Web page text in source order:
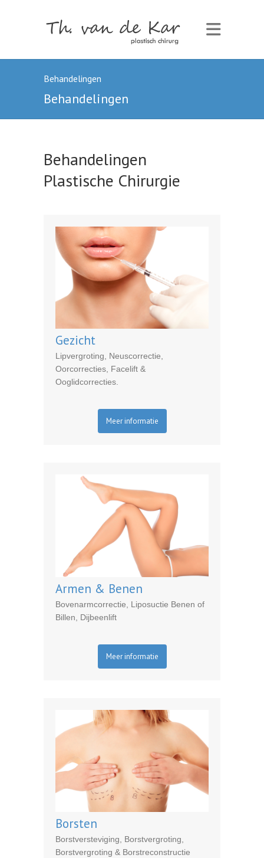
Behandelingen
Behandelingen
Behandelingen
Plastische Chirurgie
Gezicht
Lipvergroting, Neuscorrectie,
Oorcorrecties, Facelift &
Ooglidcorrecties.
Meer informatie
Armen & Benen
Bovenarmcorrectie, Liposuctie Benen of
Billen, Dijbeenlift
Meer informatie
Borsten
Borstversteviging, Borstvergroting,
Borstvergroting & Borstreconstructie